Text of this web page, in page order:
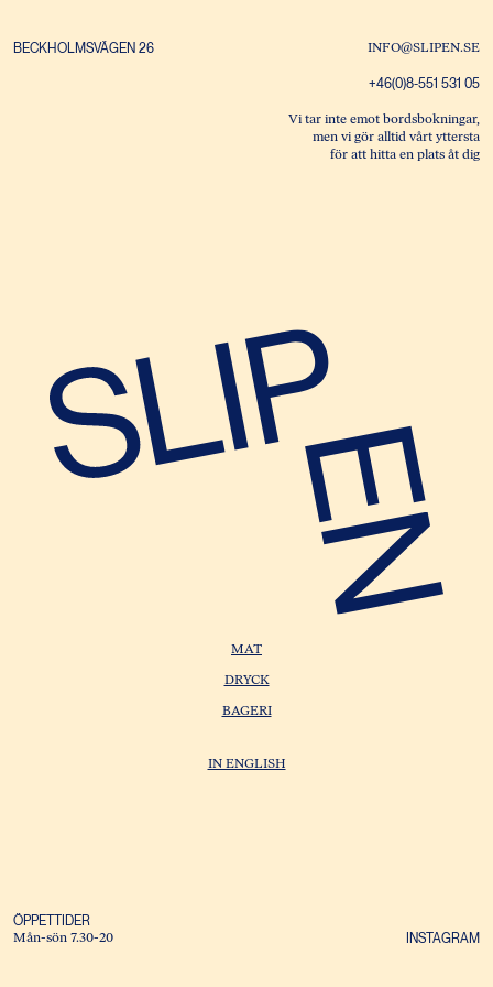
BECKHOLMSVÄGEN 26 INFO@SLIPEN.SE
+46(0)8-551 531 05
Vi tar inte emot bordsbokningar,
men vi gör alltid vårt yttersta
för att hitta en plats åt dig
MAT
DRYCK
BAGERI
IN ENGLISH
ÖPPETTIDER
Mån-sön 7.30-20 INSTAGRAM